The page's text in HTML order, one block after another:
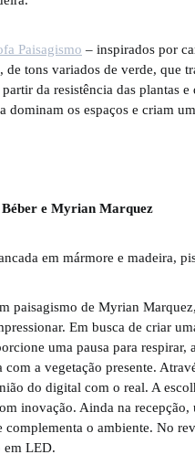
Paisagismo – inspirados por
tons variados de verde, que
da resistência das plantas
dominam os espaços e criam
Béber e Myrian Marquez
paisagismo de Myrian
Em busca de criar
uma pausa para
a vegetação presente.
do digital com o real. A
inovação. Ainda na
o ambiente. No
em LED.